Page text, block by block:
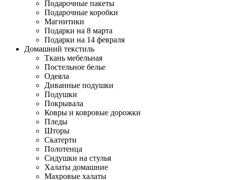
Подарочные пакеты
Подарочные коробки
Магнитики
Подарки на 8 марта
Подарки на 14 февраля
Домашний текстиль
Ткань мебельная
Постельное белье
Одеяла
Диванные подушки
Подушки
Покрывала
Ковры и ковровые дорожки
Пледы
Шторы
Скатерти
Полотенца
Сидушки на стулья
Халаты домашние
Махровые халаты